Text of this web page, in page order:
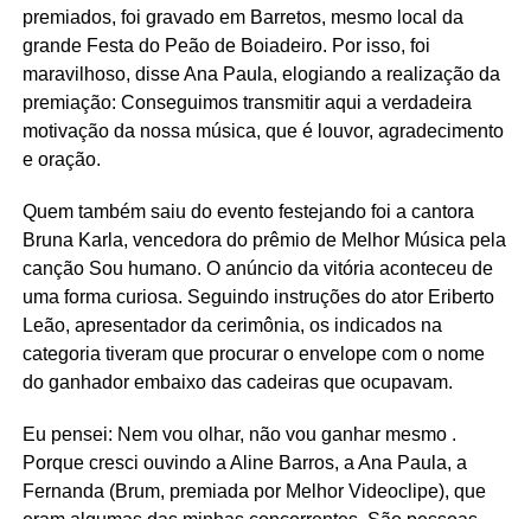
premiados, foi gravado em Barretos, mesmo local da
grande Festa do Peão de Boiadeiro. Por isso, foi
maravilhoso, disse Ana Paula, elogiando a realização da
premiação: Conseguimos transmitir aqui a verdadeira
motivação da nossa música, que é louvor, agradecimento
e oração.
Quem também saiu do evento festejando foi a cantora
Bruna Karla, vencedora do prêmio de Melhor Música pela
canção Sou humano. O anúncio da vitória aconteceu de
uma forma curiosa. Seguindo instruções do ator Eriberto
Leão, apresentador da cerimônia, os indicados na
categoria tiveram que procurar o envelope com o nome
do ganhador embaixo das cadeiras que ocupavam.
Eu pensei: Nem vou olhar, não vou ganhar mesmo .
Porque cresci ouvindo a Aline Barros, a Ana Paula, a
Fernanda (Brum, premiada por Melhor Videoclipe), que